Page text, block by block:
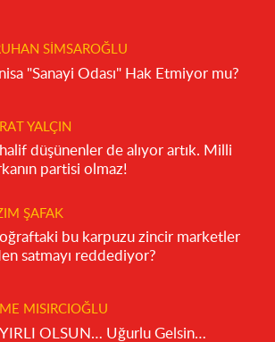
SIMSAROĞLU
"Sanayi Odası" Hak Etmiyor mu?
YALÇIN
düşünenler de alıyor artık. Milli
partisi olmaz!
ŞAFAK
bu karpuzu zincir marketler
satmayı reddediyor?
MISIRCIOĞLU
HAYIRLI OLSUN… Uğurlu Gelsin…